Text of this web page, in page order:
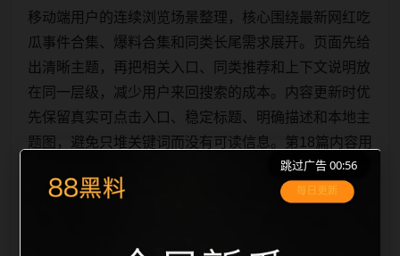
移动端用户的连续浏览场景整理，核心围绕最新网红吃
瓜事件合集、爆料合集和同类长尾需求展开。页面先给
出清晰主题，再把相关入口、同类推荐和上下文说明放
在同一层级，减少用户来回搜索的成本。内容更新时优
先保留真实可点击入口、稳定标题、明确描述和本地主
题图，避免只堆关键词而没有可读信息。第18篇内容用
于补齐栏目深度，同时帮助 sitemap、栏目页、首页推
荐形成更自然的内链关系。图片说明统一绑定站点主关
跳过广告 00:56